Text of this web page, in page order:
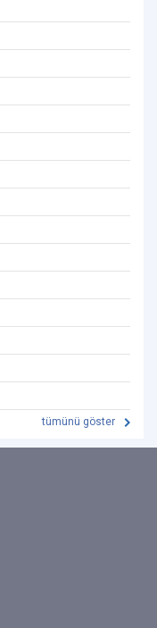
tümünü göster